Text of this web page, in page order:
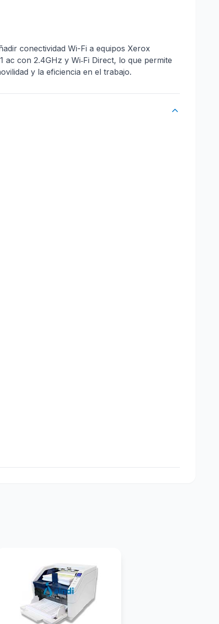
conectividad Wi-Fi a equipos Xerox
con 2.4GHz y Wi‑Fi Direct, lo que permite
y la eficiencia en el trabajo.